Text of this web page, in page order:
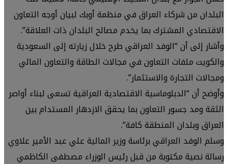
البلدان من شركاء العراق في منظمة أوبك لبيان أوجه التعاون
الاقتصادي المشترك بما يخدم مصالح البلدان ذات العلاقة”.
وأشار إلى أن “الوفد العراقي طرح خلال زيارته إلى السعودية
والكويت ملفات التعاون في مجالات الطاقة والتعاون المالي
ومجالات التجارة والاستثمار”.
وأوضح أن “الدبلوماسية الاقتصادية العراقية تسعى لبناء أواصر
الثقة ومد جسور التعاون بما يحقق الازدهار المستدام بين
العراق وبلدان المنطقة كافة”.
وسلم الوفد العراقي برئاسة وزير المالية علي عبد الأمير علاوي
رسالة نصية مكتوبة من قبل رئيس الوزراء مصطفى الكاظمي